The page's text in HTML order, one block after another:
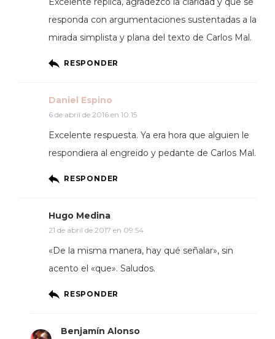
responda con argumentaciones sustentadas a la
mirada simplista y plana del texto de Carlos Mal.
RESPONDER
Daniel Espino
6 de abril de 2016 en 10:15
Excelente respuesta. Ya era hora que alguien le
respondiera al engreido y pedante de Carlos Mal.
RESPONDER
Hugo Medina
21 de abril de 2017 en 09:54
«De la misma manera, hay qué señalar», sin
acento el «que». Saludos.
RESPONDER
Benjamín Alonso